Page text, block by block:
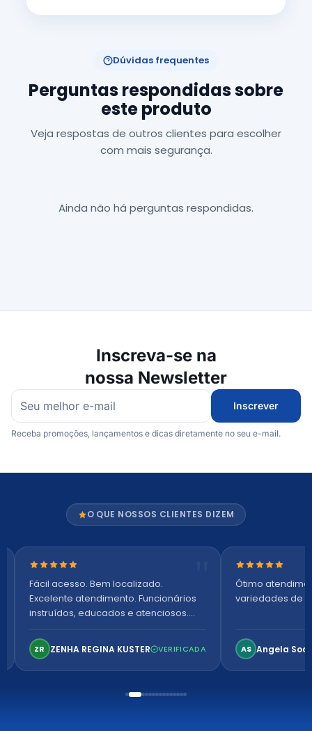
Dúvidas frequentes
Perguntas respondidas sobre
este produto
Veja respostas de outros clientes para escolher
com mais segurança.
Ainda não há perguntas respondidas.
Inscreva-se na
nossa Newsletter
Inscrever
Receba promoções, lançamentos e dicas diretamente no seu e-mail.
O QUE NOSSOS CLIENTES DIZEM
Nota 5 de 5 estrelas
Fácil acesso. Bem localizado.
Excelente atendimento. Funcionários
instruídos, educados e atenciosos.
confortável. Perfeito!
ZR ZENHA REGINA KUSTER VERIFICADA
Nota 5 de 5
Ótimo
variedades de
AS Angela